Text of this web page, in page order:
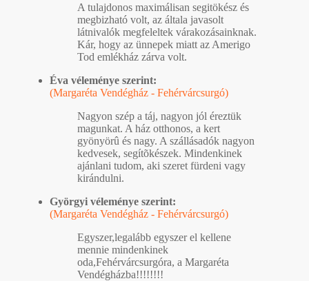
A tulajdonos maximálisan segitökész és
megbizható volt, az általa javasolt
látnivalók megfeleltek várakozásainknak.
Kár, hogy az ünnepek miatt az Amerigo
Tod emlékház zárva volt.
Éva véleménye szerint:
(Margaréta Vendégház - Fehérvárcsurgó)
Nagyon szép a táj, nagyon jól éreztük
magunkat. A ház otthonos, a kert
gyönyörû és nagy. A szállásadók nagyon
kedvesek, segítõkészek. Mindenkinek
ajánlani tudom, aki szeret fürdeni vagy
kirándulni.
Györgyi véleménye szerint:
(Margaréta Vendégház - Fehérvárcsurgó)
Egyszer,legalább egyszer el kellene
mennie mindenkinek
oda,Fehérvárcsurgóra, a Margaréta
Vendégházba!!!!!!!!